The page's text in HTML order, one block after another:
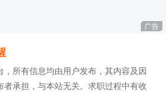
广告
，所有信息均由用户发布，其内容及因
者承担，与本站无关。求职过程中有收